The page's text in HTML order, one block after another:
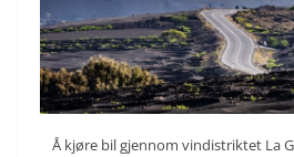
Å kjøre bil gjennom vindistriktet La